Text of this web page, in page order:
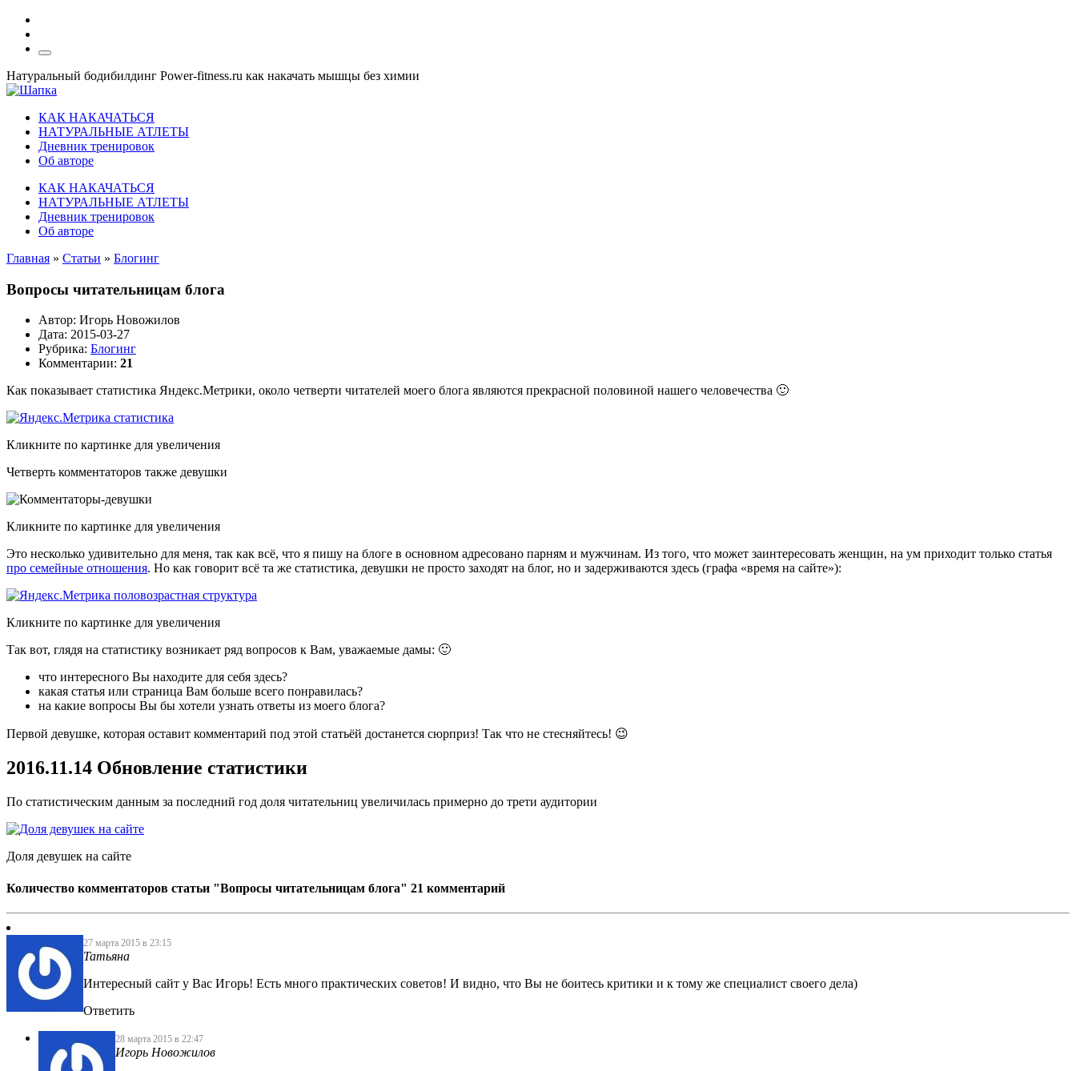
Натуральный бодибилдинг Power-fitness.ru как накачать мышцы без химии
КАК НАКАЧАТЬСЯ
НАТУРАЛЬНЫЕ АТЛЕТЫ
Дневник тренировок
Об авторе
КАК НАКАЧАТЬСЯ
НАТУРАЛЬНЫЕ АТЛЕТЫ
Дневник тренировок
Об авторе
Главная » Статьи » Блогинг
Вопросы читательницам блога
Автор: Игорь Новожилов
Дата: 2015-03-27
Рубрика: Блогинг
Комментарии: 21
Как показывает статистика Яндекс.Метрики, около четверти читателей моего блога являются прекрасной половиной нашего человечества 🙂
Кликните по картинке для увеличения
Четверть комментаторов также девушки
Кликните по картинке для увеличения
Это несколько удивительно для меня, так как всё, что я пишу на блоге в основном адресовано парням и мужчинам. Из того, что может заинтересовать женщин, на ум приходит только статья
про семейные отношения. Но как говорит всё та же статистика, девушки не просто заходят на блог, но и задерживаются здесь (графа «время на сайте»):
Кликните по картинке для увеличения
Так вот, глядя на статистику возникает ряд вопросов к Вам, уважаемые дамы: 🙂
что интересного Вы находите для себя здесь?
какая статья или страница Вам больше всего понравилась?
на какие вопросы Вы бы хотели узнать ответы из моего блога?
Первой девушке, которая оставит комментарий под этой статьёй достанется сюрприз! Так что не стесняйтесь! 😉
2016.11.14 Обновление статистики
По статистическим данным за последний год доля читательниц увеличилась примерно до трети аудитории
Доля девушек на сайте
Количество комментаторов статьи "Вопросы читательницам блога" 21 комментарий
27 марта 2015 в 23:15
Татьяна
Интересный сайт у Вас Игорь! Есть много практических советов! И видно, что Вы не боитесь критики и к тому же специалист своего дела)
Ответить
28 марта 2015 в 22:47
Игорь Новожилов